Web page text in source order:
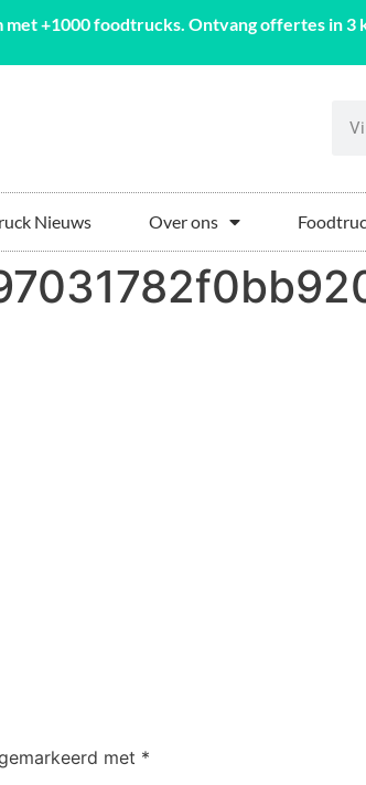
met +1000 foodtrucks. Ontvang offertes in 3
Nieuws Over ons
met *